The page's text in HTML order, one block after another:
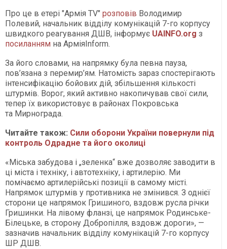
Про це в етері "Армія TV" розповів Володимир
Полевий, начальник відділу комунікацій 7-го корпусу
швидкого реагування ДШВ, інформує UAINFO.org з
посиланням на АрміяInform.
За його словами, на напрямку була певна пауза,
пов’язана з перемир’ям. Натомість зараз спостерігають
інтенсифікацію бойових дій, збільшення кількості
штурмів. Ворог, який активно накопичував свої сили,
тепер їх використовує в районах Покровська
та Мирнограда.
Читайте також: Сили оборони України повернули під
контроль Одрадне та його околиці
«Міська забудова і „зеленка“ вже дозволяє заводити в
ці міста і техніку, і автотехніку, і артилерію. Ми
помічаємо артилерійські позиції в самому місті.
Напрямок штурмів у противника не змінився. З однієї
сторони це напрямок Гришиного, вздовж русла річки
Гришинки. На лівому фланзі, це напрямок Родинське-
Білецьке, в сторону Добропілля, вздовж дороги», —
зазначив начальник відділу комунікацій 7-го корпусу
ШР ДШВ.